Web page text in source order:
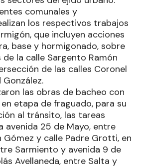
comunales y
los respectivos trabajos
que incluyen acciones
base y hormigonado, sobre
la calle Sargento Ramón
de las calles Coronel
las obras de bacheo con
etapa de fraguado, para su
al tránsito, las tareas
avenida 25 de Mayo, entre
Gómez y calle Padre Grotti, en
Sarmiento y avenida 9 de
Avellaneda, entre Salta y